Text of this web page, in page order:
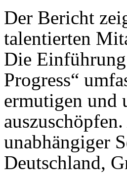
Der Bericht
talentierten
Die
Progress“
ermutigen und
unabhängiger
Deutschland,